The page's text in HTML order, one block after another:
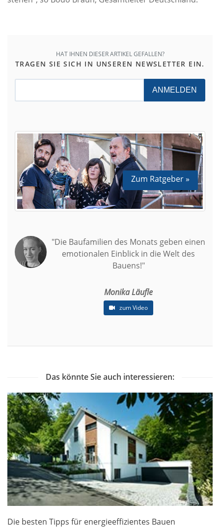
HAT IHNEN DIESER ARTIKEL GEFALLEN?
TRAGEN SIE SICH IN UNSEREN NEWSLETTER EIN.
ANMELDEN
Zum Ratgeber »
"Die Baufamilien des Monats geben einen
emotionalen Einblick in die Welt des
Bauens!"
Monika Läufle
zum Video
Das könnte Sie auch interessieren:
Die besten Tipps für energieeffizientes Bauen